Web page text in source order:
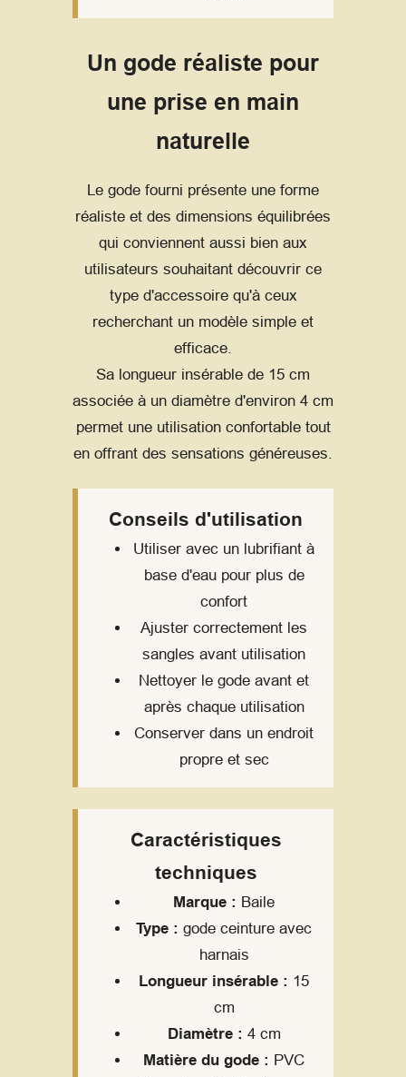
Un gode réaliste pour
une prise en main
naturelle
Le gode fourni présente une forme
réaliste et des dimensions équilibrées
qui conviennent aussi bien aux
utilisateurs souhaitant découvrir ce
type d'accessoire qu'à ceux
recherchant un modèle simple et
efficace.
Sa longueur insérable de 15 cm
associée à un diamètre d'environ 4 cm
permet une utilisation confortable tout
en offrant des sensations généreuses.
Conseils d'utilisation
Utiliser avec un lubrifiant à
base d'eau pour plus de
confort
Ajuster correctement les
sangles avant utilisation
Nettoyer le gode avant et
après chaque utilisation
Conserver dans un endroit
propre et sec
Caractéristiques
techniques
Marque : Baile
Type : gode ceinture avec
harnais
Longueur insérable : 15
cm
Diamètre : 4 cm
Matière du gode : PVC